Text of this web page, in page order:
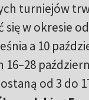
turniejów
w okresie
a 10
od 3 do